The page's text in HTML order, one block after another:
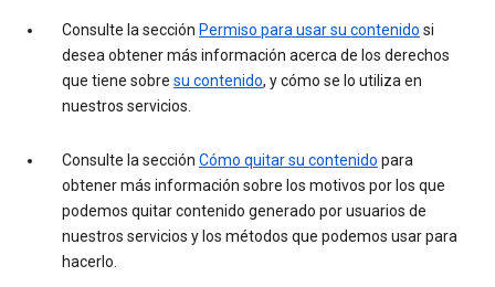
Consulte la sección Permiso para usar su contenido si
desea obtener más información acerca de los derechos
que tiene sobre su contenido, y cómo se lo utiliza en
nuestros servicios.
Consulte la sección Cómo quitar su contenido para
obtener más información sobre los motivos por los que
podemos quitar contenido generado por usuarios de
nuestros servicios y los métodos que podemos usar para
hacerlo.